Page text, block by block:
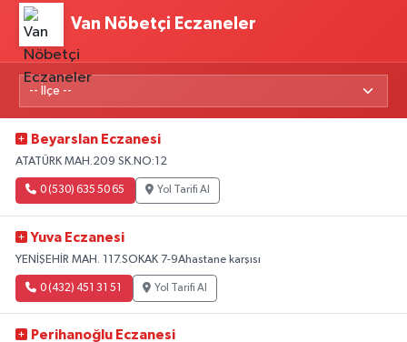
Van Nöbetçi Eczaneler
Beyarslan Eczanesi
ATATÜRK MAH.209 SK.NO:12
0 (530) 635 50 65 Yol Tarifi Al
Yuva Eczanesi
YENİŞEHİR MAH. 117.SOKAK 7-9Ahastane karşısı
0 (432) 451 31 51 Yol Tarifi Al
Perihanoğlu Eczanesi